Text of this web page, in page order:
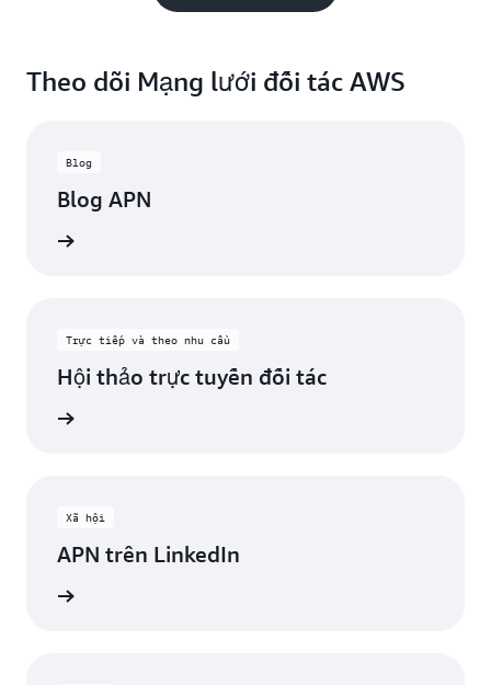
Theo dõi Mạng lưới đối tác AWS
Blog
Blog APN
Trực tiếp và theo nhu cầu
Hội thảo trực tuyến đối tác
Xã hội
APN trên LinkedIn